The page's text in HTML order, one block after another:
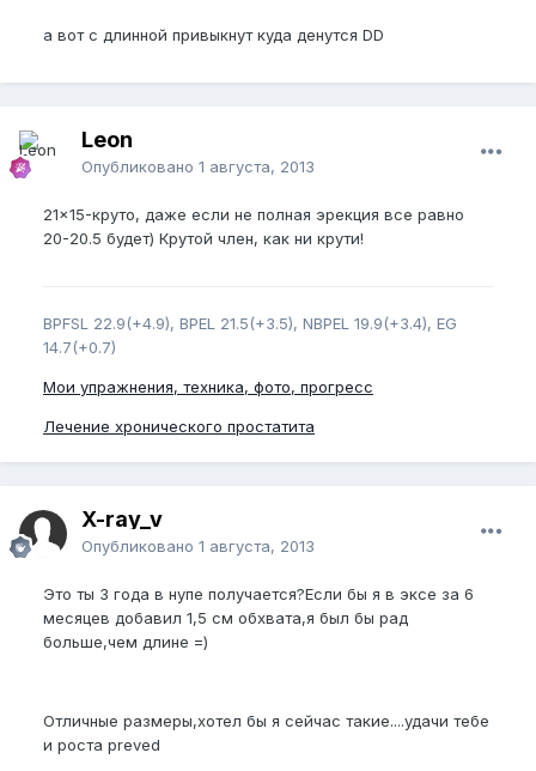
а вот с длинной привыкнут куда денутся DD
Leon
Опубликовано 1 августа, 2013
21x15-круто, даже если не полная эрекция все равно
20-20.5 будет) Крутой член, как ни крути!
BPFSL 22.9(+4.9), BPEL 21.5(+3.5), NBPEL 19.9(+3.4), EG
14.7(+0.7)
Мои упражнения, техника, фото, прогресс
Лечение хронического простатита
X-ray_v
Опубликовано 1 августа, 2013
Это ты 3 года в нупе получается?Если бы я в эксе за 6
месяцев добавил 1,5 см обхвата,я был бы рад
больше,чем длине =)
Отличные размеры,хотел бы я сейчас такие....удачи тебе
и роста preved